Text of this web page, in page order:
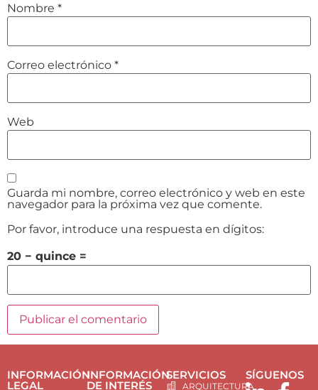
Nombre *
Correo electrónico *
Web
Guarda mi nombre, correo electrónico y web en este
navegador para la próxima vez que comente.
Por favor, introduce una respuesta en dígitos:
20 − quince =
INFORMACIÓN
LEGAL
INFORMACIÓN
DE INTERÉS
SERVICIOS
ARQUITECTURA
SÍGUENOS